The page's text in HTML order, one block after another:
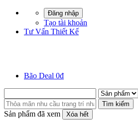
Đăng nhập
Tạo tài khoản
Tư Vấn Thiết Kế
Bão Deal 0đ
Tìm kiếm
Sản phẩm đã xem Xóa hết